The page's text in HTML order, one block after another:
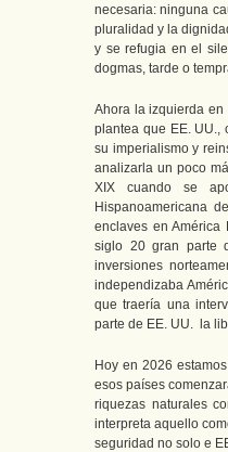
necesaria: ninguna
pluralidad y la
y se refugia en el
dogmas, tarde o
Ahora la izquierda
plantea que EE. UU.,
su imperialismo y
analizarla un poco
XIX cuando se
Hispanoamericana
enclaves en América
siglo 20 gran parte
inversiones
independizaba
que traería una
parte de EE. UU. la
Hoy en 2026
esos países
riquezas naturales
interpreta aquello
seguridad no solo e